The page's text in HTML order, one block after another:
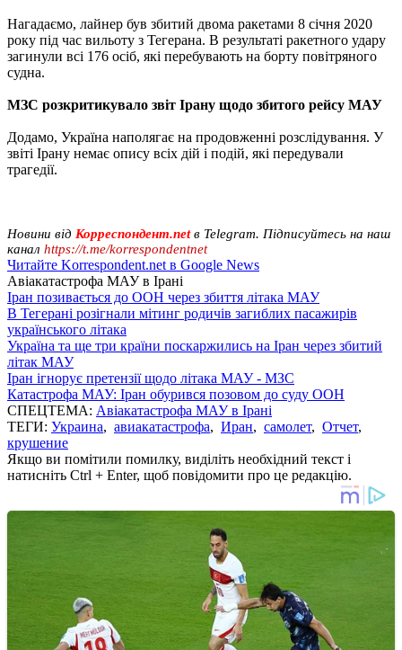
Нагадаємо, лайнер був збитий двома ракетами 8 січня 2020
року під час вильоту з Тегерана. В результаті ракетного удару
загинули всі 176 осіб, які перебувають на борту повітряного
судна.
МЗС розкритикувало звіт Ірану щодо збитого рейсу МАУ
Додамо, Україна наполягає на продовженні розслідування. У
звіті Ірану немає опису всіх дій і подій, які передували
трагедії.
Новини від Корреспондент.netв Telegram. Підписуйтесь на наш
канал https://t.me/korrespondentnet
Читайте Korrespondent.net в Google News
Авіакатастрофа МАУ в Ірані
Іран позивається до ООН через збиття літака МАУ
В Тегерані розігнали мітинг родичів загиблих пасажирів
українського літака
Україна та ще три країни поскаржились на Іран через збитий
літак МАУ
Іран ігнорує претензії щодо літака МАУ - МЗС
Катастрофа МАУ: Іран обурився позовом до суду ООН
СПЕЦТЕМА: Авіакатастрофа МАУ в Ірані
ТЕГИ: Украина, авиакатастрофа, Иран, самолет, Отчет,
крушение
Якщо ви помітили помилку, виділіть необхідний текст і
натисніть Ctrl + Enter, щоб повідомити про це редакцію.